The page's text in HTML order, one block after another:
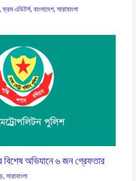
,ফ্রম এডিটর্স,বাংলাদেশ,সারাবাংলা
বিশেষ অভিযানে ৬ জন গ্রেফতার
,সারাবাংলা